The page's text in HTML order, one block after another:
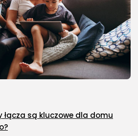
są kluczowe dla domu